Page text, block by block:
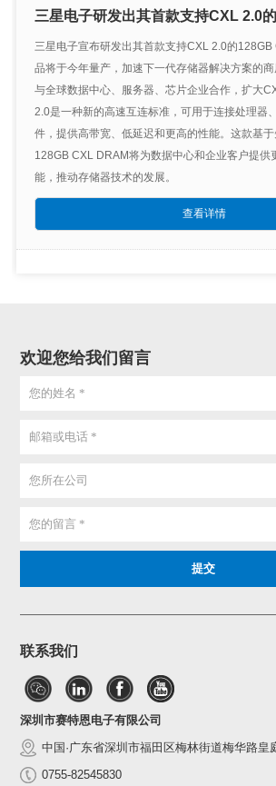
三星电子研发出其首款支持CXL 2.0
三星电子宣布研发出其首款支持CXL 2.0的
品将于今年量产，加速下一代存储器解决方案的
与全球数据中心、服务器、芯片企业合作，扩大
2.0是一种新的高速互连标准，可用于连接处理器
件，提供高带宽、低延迟和更高的性能。这款基
128GB CXL DRAM将为数据中心和企业客户提供
能，推动存储器技术的发展。
查看详情
欢迎您给我们留言
联系我们
深圳市赛特恩电子有限公司
中国·广东省深圳市福田区梅林街道梅华路皇
0755-82545830